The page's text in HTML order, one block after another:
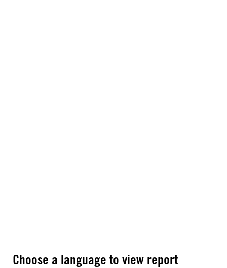
Choose a language to view report